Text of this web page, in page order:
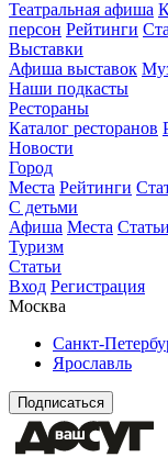
Театральная афиша
персон Рейтинги
Выставки
Афиша выставок
Наши подкасты
Рестораны
Каталог ресторанов
Новости
Город
Места Рейтинги
С детьми
Афиша Места Статьи
Туризм
Статьи
Вход Регистрация
Москва
Санкт-
Ярославль
Подписаться